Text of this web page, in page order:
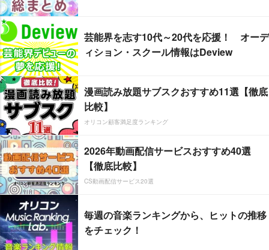
芸能界を志す10代～20代を応援！ オーデ
ィション・スクール情報はDeview
漫画読み放題サブスクおすすめ11選【徹底
比較】
オリコン顧客満足度ランキング
2026年動画配信サービスおすすめ40選
【徹底比較】
CS動画配信サービス20選
毎週の音楽ランキングから、ヒットの推移
をチェック！